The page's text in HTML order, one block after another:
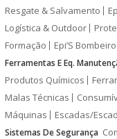
Resgate & Salvamento
Logística & Outdoor
Formação
Epi’S
Ferramentas E Eq.
Produtos Químicos
Malas Técnicas
Máquinas
Escadas/
Sistemas De Segurança